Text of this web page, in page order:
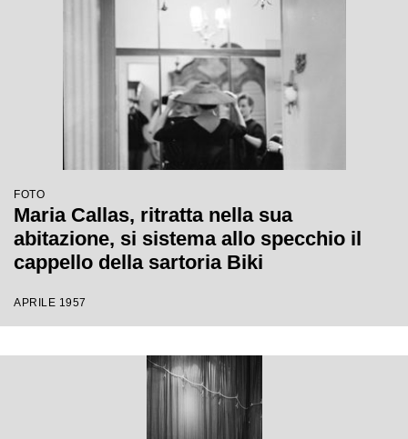
FOTO
Maria Callas, ritratta nella sua
abitazione, si sistema allo specchio il
cappello della sartoria Biki
APRILE 1957